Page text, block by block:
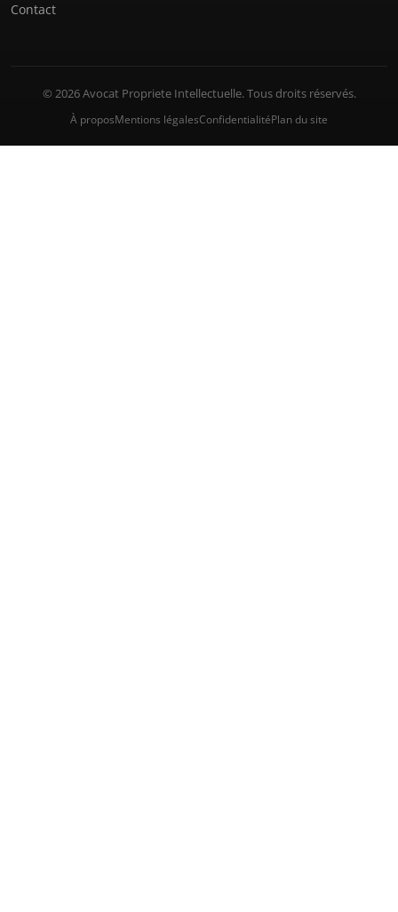
Contact
© 2026 Avocat Propriete Intellectuelle. Tous droits réservés.
À proposMentions légalesConfidentialitéPlan du site